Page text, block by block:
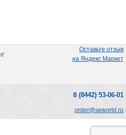
Оставьте отзыв
на Яндекс Маркет
8 (8442) 53-06-01
order@seworld.ru